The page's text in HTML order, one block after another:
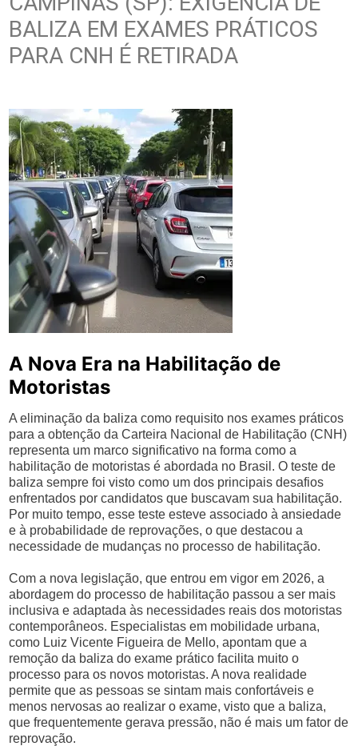
BALIZA EM EXAMES PRÁTICOS
PARA CNH É RETIRADA
A Nova Era na Habilitação de
Motoristas
A eliminação da baliza como requisito nos exames práticos
para a obtenção da Carteira Nacional de Habilitação (CNH)
representa um marco significativo na forma como a
habilitação de motoristas é abordada no Brasil. O teste de
baliza sempre foi visto como um dos principais desafios
enfrentados por candidatos que buscavam sua habilitação.
Por muito tempo, esse teste esteve associado à ansiedade
e à probabilidade de reprovações, o que destacou a
necessidade de mudanças no processo de habilitação.
Com a nova legislação, que entrou em vigor em 2026, a
abordagem do processo de habilitação passou a ser mais
inclusiva e adaptada às necessidades reais dos motoristas
contemporâneos. Especialistas em mobilidade urbana,
como Luiz Vicente Figueira de Mello, apontam que a
remoção da baliza do exame prático facilita muito o
processo para os novos motoristas. A nova realidade
permite que as pessoas se sintam mais confortáveis e
menos nervosas ao realizar o exame, visto que a baliza,
que frequentemente gerava pressão, não é mais um fator de
reprovação.